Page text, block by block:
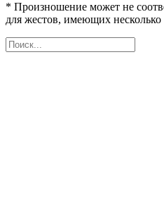
* Произношение может не
для жестов, имеющих несколько